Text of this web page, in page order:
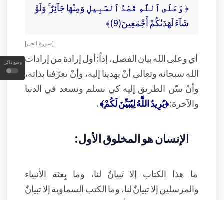
وضع داكن
﴿ وَعَلَى ٱللَّهِ قَصْدُ ٱلسَّبِيلِوَمِنْهَا جَآئِرٌ ۚ وَلَوْ
شَآءَ لَهَدَىٰكُمْ أَجْمَعِينَ(9)﴾
[ سورة النحل ]
أي وعلى الله بيان الفصل، إذاً: أول إرادة من إرادات
الله سبحانه وتعالى أنْ يهدينا إليه، وأنْ يعرّفنا بذاته،
وأنْ يبيّن الطريق إليه كي نسلم ونسعد في الدنيا
والآخرة:﴿يُرِيدُ اللَّهُ لِيُبَيِّنَ لَكُمْ﴾.
الإنسان هو المخلوق الأول:
ما هذا الكتاب إلا تَبيانٌ لنا، وما بِعثة الأنبياء
والمرسلين إلا تبيانٌ لنا، وما الكتب السماوية إلا تبيانٌ